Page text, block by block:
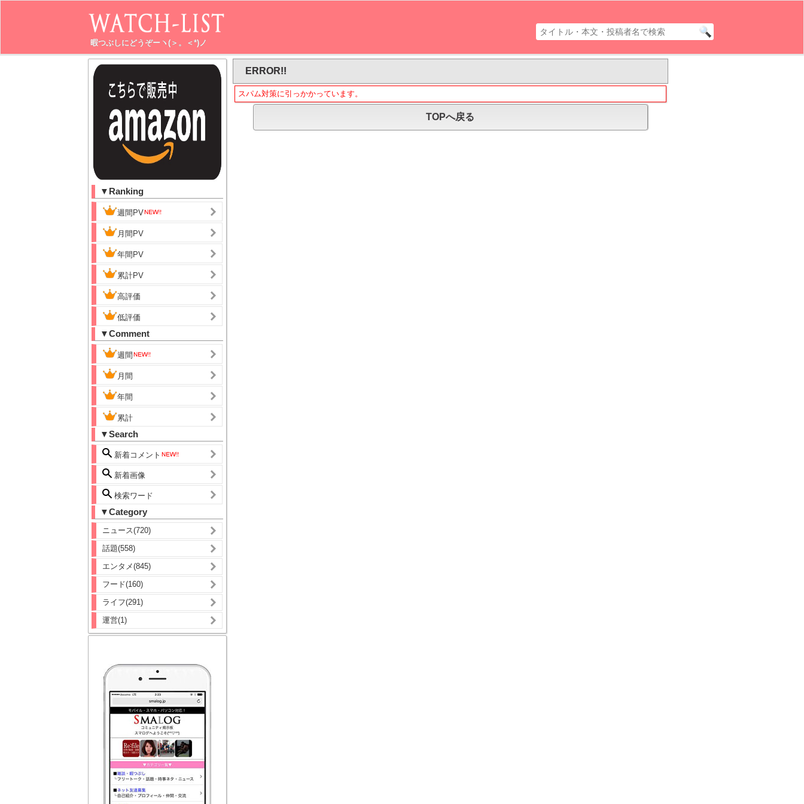
暇つぶしにどうぞーヽ(＞。＜*)ノ
▼Ranking
週間PV
月間PV
年間PV
累計PV
高評価
低評価
▼Comment
週間
月間
年間
累計
▼Search
新着コメント
新着画像
検索ワード
▼Category
ニュース(720)
話題(558)
エンタメ(845)
フード(160)
ライフ(291)
運営(1)
ERROR!!
スパム対策に引っかかっています。
TOPへ戻る